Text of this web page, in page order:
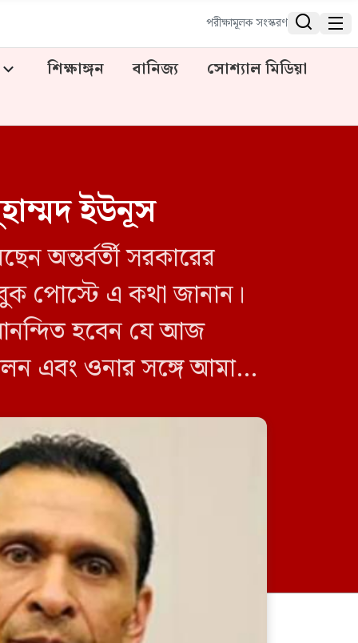
পরীক্ষামূলক সংস্করণ  
শিক্ষাঙ্গন বানিজ্য
সোশ্যাল মিডিয়া
ইউনূস
অন্তর্বর্তী সরকারের
পোস্টে এ কথা জানান।
হবেন যে আজ
এবং ওনার সঙ্গে আমার